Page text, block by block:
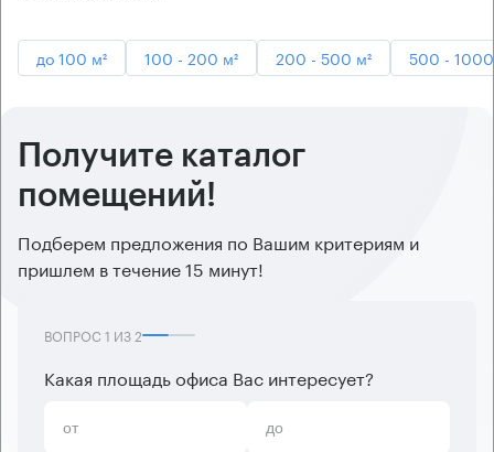
до 100 м² 100 - 200 м² 200 - 500 м² 500 -
Получите каталог
помещений!
Подберем предложения по Вашим критериям и
пришлем в течение 15 минут!
ВОПРОС 1 ИЗ2
Какая площадь офиса Вас интересует?